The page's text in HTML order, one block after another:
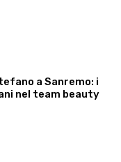
a Sanremo: i
nel team beauty